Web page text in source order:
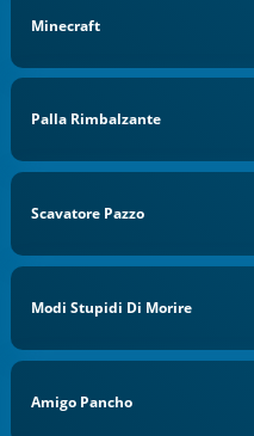
Minecraft
Palla Rimbalzante
Scavatore Pazzo
Modi Stupidi Di Morire
Amigo Pancho